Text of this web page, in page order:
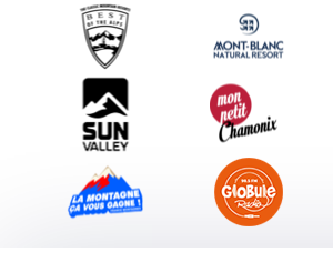
Service groupes et séminaires
Herunterladen
Tourismus & Behinderung